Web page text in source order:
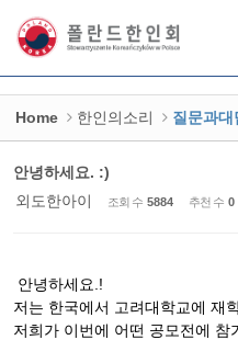
Home 한인의소리 질문과대
안녕하세요. :)
외도한아이
조회 수 5884 추천 수 0
안녕하세요.!
저는 한국에서 고려대학교에 재
저희가 이번에 어떤 공모전에